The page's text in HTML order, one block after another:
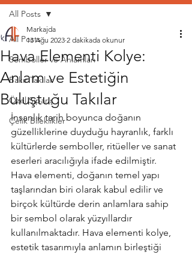
All Posts
Semboller ve Anlamları
Bakır Takılar
Özel Sipariş
Çelik Bileklikler
All Posts
Hava Elementi Kolye:
Anlam ve Estetiğin
Buluştuğu Takılar
Markajda
13 Ağu 2023 2 dakikada okunur
İnsanlık tarih boyunca doğanın
güzelliklerine duyduğu hayranlık, farklı
kültürlerde semboller, ritüeller ve sanat
eserleri aracılığıyla ifade edilmiştir.
Hava elementi, doğanın temel yapı
taşlarından biri olarak kabul edilir ve
birçok kültürde derin anlamlara sahip
bir sembol olarak yüzyıllardır
kullanılmaktadır. Hava elementi kolye,
estetik tasarımıyla anlamın birleştiği